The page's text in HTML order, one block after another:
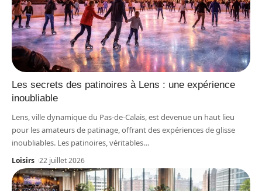
Les secrets des patinoires à Lens : une expérience
inoubliable
Lens, ville dynamique du Pas-de-Calais, est devenue un haut lieu
pour les amateurs de patinage, offrant des expériences de glisse
inoubliables. Les patinoires, véritables…
Loisirs 22 juillet 2026